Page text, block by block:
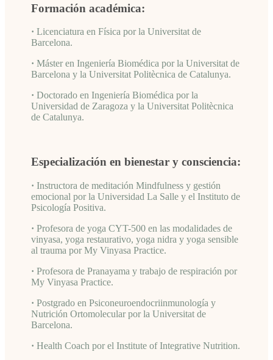
Formación académica:
· Licenciatura en Física por la Universitat de
Barcelona.
· Máster en Ingeniería Biomédica por la Universitat de
Barcelona y la Universitat Politècnica de Catalunya.
· Doctorado en Ingeniería Biomédica por la
Universidad de Zaragoza y la Universitat Politècnica
de Catalunya.
Especialización en bienestar y consciencia:
· Instructora de meditación Mindfulness y gestión
emocional por la Universidad La Salle y el Instituto de
Psicología Positiva.
· Profesora de yoga CYT-500 en las modalidades de
vinyasa, yoga restaurativo, yoga nidra y yoga sensible
al trauma por My Vinyasa Practice.
· Profesora de Pranayama y trabajo de respiración por
My Vinyasa Practice.
· Postgrado en Psiconeuroendocriinmunología y
Nutrición Ortomolecular por la Universitat de
Barcelona.
· Health Coach por el Institute of Integrative Nutrition.